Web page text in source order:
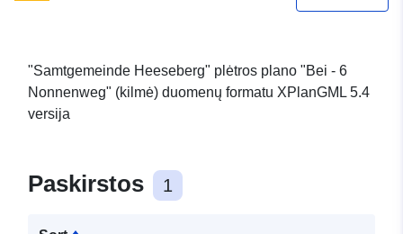
"Samtgemeinde Heeseberg" plėtros plano "Bei - 6
Nonnenweg" (kilmė) duomenų formatu XPlanGML 5.4
versija
Paskirstos 1